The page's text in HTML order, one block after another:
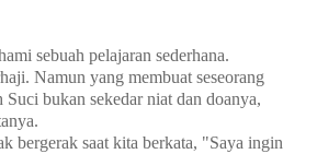
sebuah pelajaran sederhana.
Namun yang membuat seseorang
Suci bukan sekedar niat dan doanya,
bergerak saat kita berkata, "Saya ingin